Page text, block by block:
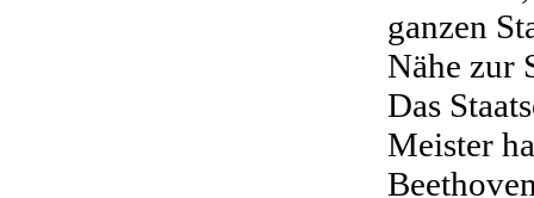
ganzen
Nähe zur
Das
Meister